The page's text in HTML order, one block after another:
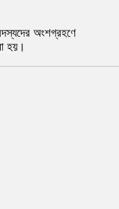
অংশগ্রহণে
হয়।